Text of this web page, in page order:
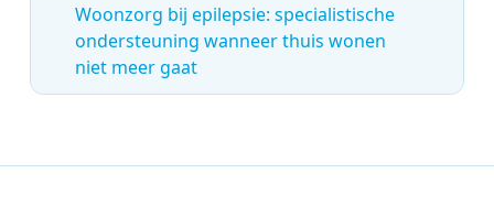
Woonzorg bij epilepsie: specialistische
ondersteuning wanneer thuis wonen
niet meer gaat